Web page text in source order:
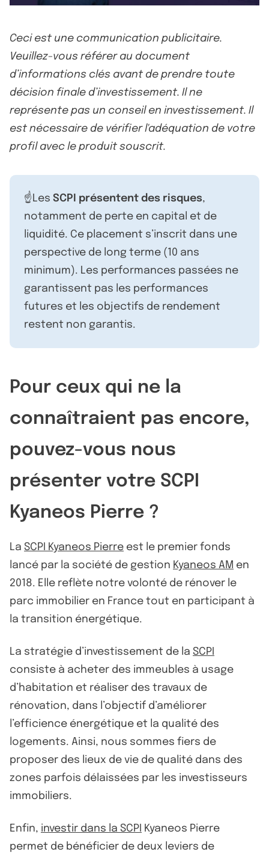
Ceci est une communication publicitaire.
Veuillez-vous référer au document
d’informations clés avant de prendre toute
décision finale d’investissement. Il ne
représente pas un conseil en investissement. Il
est nécessaire de vérifier l'adéquation de votre
profil avec le produit souscrit.
☝️Les SCPI présentent des risques,
notamment de perte en capital et de
liquidité. Ce placement s’inscrit dans une
perspective de long terme (10 ans
minimum). Les performances passées ne
garantissent pas les performances
futures et les objectifs de rendement
restent non garantis.
Pour ceux qui ne la
connaîtraient pas encore,
pouvez-vous nous
présenter votre SCPI
Kyaneos Pierre ?
La SCPI Kyaneos Pierre est le premier fonds
lancé par la société de gestion Kyaneos AM en
2018. Elle reflète notre volonté de rénover le
parc immobilier en France tout en participant à
la transition énergétique.
La stratégie d’investissement de la SCPI
consiste à acheter des immeubles à usage
d’habitation et réaliser des travaux de
rénovation, dans l’objectif d’améliorer
l’efficience énergétique et la qualité des
logements. Ainsi, nous sommes fiers de
proposer des lieux de vie de qualité dans des
zones parfois délaissées par les investisseurs
immobiliers.
Enfin, investir dans la SCPI Kyaneos Pierre
permet de bénéficier de deux leviers de